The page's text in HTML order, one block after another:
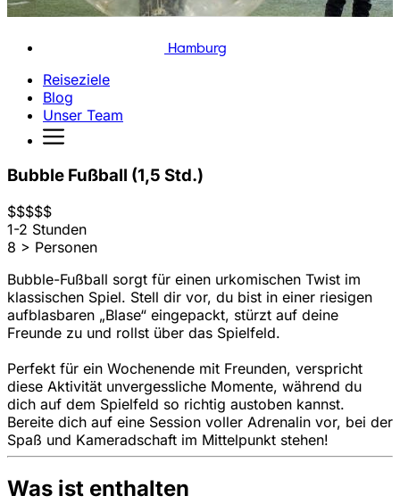
Hamburg
Reiseziele
Blog
Unser Team
Bubble Fußball (1,5 Std.)
$$$$$
1-2 Stunden
8 > Personen
Bubble-Fußball sorgt für einen urkomischen Twist im
klassischen Spiel. Stell dir vor, du bist in einer riesigen
aufblasbaren „Blase“ eingepackt, stürzt auf deine
Freunde zu und rollst über das Spielfeld.
Perfekt für ein Wochenende mit Freunden, verspricht
diese Aktivität unvergessliche Momente, während du
dich auf dem Spielfeld so richtig austoben kannst.
Bereite dich auf eine Session voller Adrenalin vor, bei der
Spaß und Kameradschaft im Mittelpunkt stehen!
Was ist enthalten